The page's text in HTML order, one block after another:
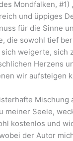
Mondfalken, #1)
und üppiges
für die Sinne
die sowohl tief
weigerte, sich
Herzens
wir aufsteigen
Mischung
meiner Seele,
kostenlos und
der Autor